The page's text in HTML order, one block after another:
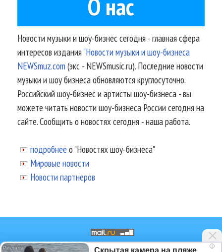
О нас
Новости музыки и шоу-бизнес сегодня - главная сфера
интересов издания"Новости музыки и шоу-бизнеса
NEWSmuz.com(экс - NEWSmusic.ru). Последние новости
музыки и шоу бизнеса обновляются круглосуточно.
Российский шоу-бизнес и артисты шоу-бизнеса - вы
можете читать новости шоу-бизнеса России сегодня на
сайте. Сообщить о новостях сегодня - наша работа.
подробнее о "Новостях шоу-бизнеса"
Мировые новости
Новости партнеров
© 2002-2026.Информационное i